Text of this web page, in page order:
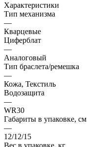
Характеристики
Тип механизма
—
Кварцевые
Циферблат
—
Аналоговый
Тип браслета/ремешка
—
Кожа, Текстиль
Водозащита
—
WR30
Габариты в упаковке, см
—
12/12/15
Вес в упаковке, кг